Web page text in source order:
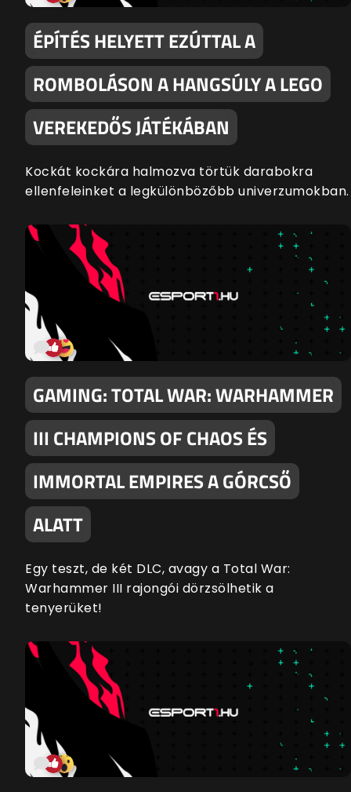
ÉPÍTÉS HELYETT EZÚTTAL A
ROMBOLÁSON A HANGSÚLY A LEGO
VEREKEDŐS JÁTÉKÁBAN
Kockát kockára halmozva törtük darabokra
ellenfeleinket a legkülönbözőbb univerzumokban.
GAMING: TOTAL WAR: WARHAMMER
III CHAMPIONS OF CHAOS ÉS
IMMORTAL EMPIRES A GÓRCSŐ
ALATT
Egy teszt, de két DLC, avagy a Total War:
Warhammer III rajongói dörzsölhetik a
tenyerüket!